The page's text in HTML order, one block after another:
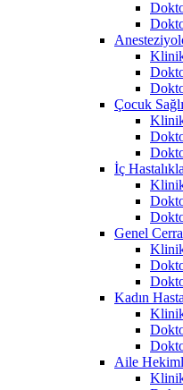
Çocuk
İç
Genel
Kadın
Aile